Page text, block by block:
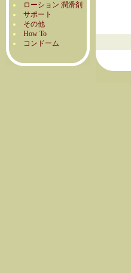
ローション 潤滑剤
サポート
その他
How To
コンドーム